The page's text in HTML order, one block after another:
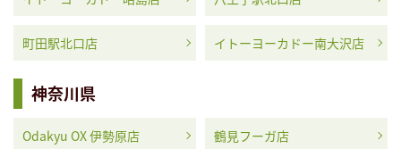
町田駅北口店 イトーヨーカドー南大沢店
神奈川県
Odakyu OX 伊勢原店 鶴見フーガ店